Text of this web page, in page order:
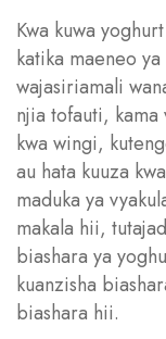
Kwa kuwa
katika maeneo
wajasiriamali
njia tofauti, kama
kwa wingi,
au hata kuuza
maduka ya
makala hii,
biashara ya
kuanzisha
biashara hii.